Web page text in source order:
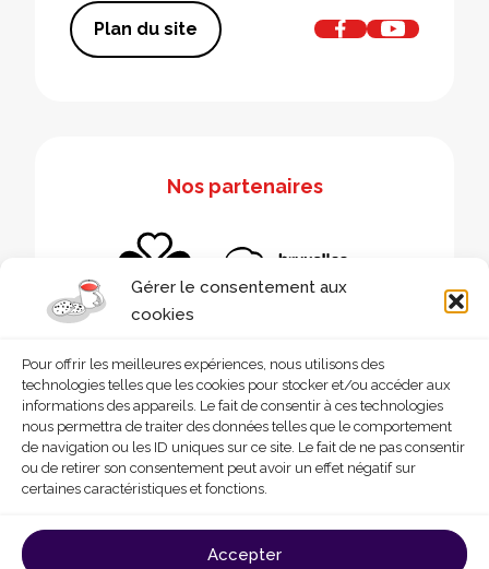
Gérer le consentement aux
cookies
Pour offrir les meilleures expériences, nous utilisons des
technologies telles que les cookies pour stocker et/ou accéder aux
informations des appareils. Le fait de consentir à ces technologies
nous permettra de traiter des données telles que le comportement
de navigation ou les ID uniques sur ce site. Le fait de ne pas consentir
ou de retirer son consentement peut avoir un effet négatif sur
certaines caractéristiques et fonctions.
Accepter
Plan du site
Nos partenaires
love